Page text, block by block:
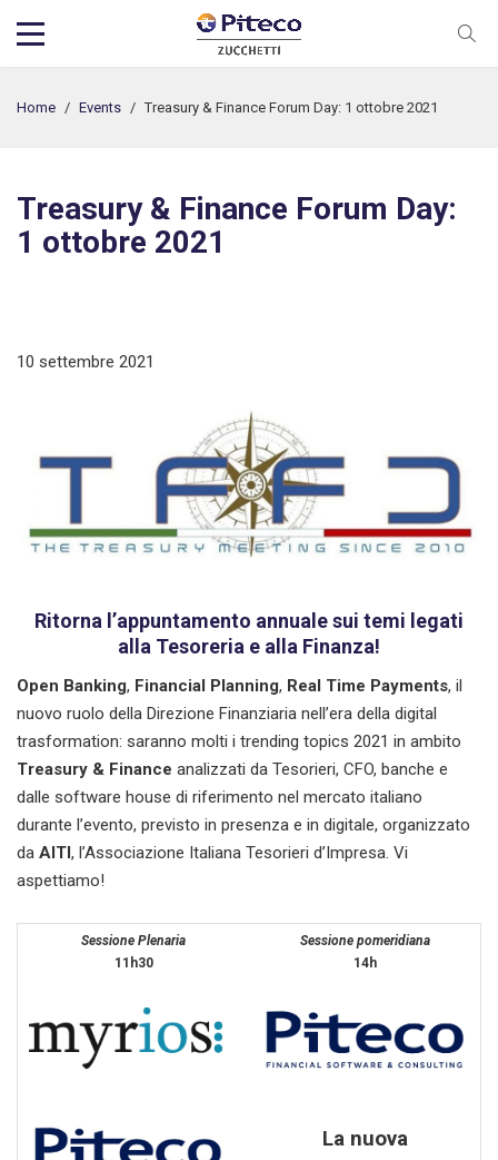
Home / Events / Treasury & Finance Forum Day: 1 ottobre 2021
Treasury & Finance Forum Day:
1 ottobre 2021
10 settembre 2021
Ritorna l’appuntamento annuale sui temi legati
alla Tesoreria e alla Finanza!
Open Banking, Financial Planning, Real Time Payments, il
nuovo ruolo della Direzione Finanziaria nell’era della digital
trasformation: saranno molti i trending topics 2021 in ambito
Treasury & Finance analizzati da Tesorieri, CFO, banche e
dalle software house di riferimento nel mercato italiano
durante l’evento, previsto in presenza e in digitale, organizzato
da AITI , l’Associazione Italiana Tesorieri d’Impresa. Vi
aspettiamo!
Sessione Plenaria
11h30
Sessione pomeridiana
14h
La nuova